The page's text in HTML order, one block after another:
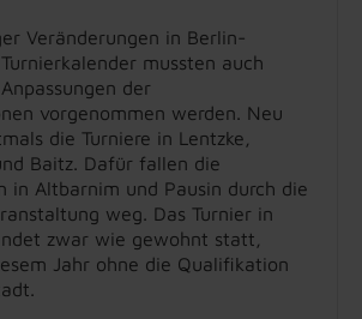
Veränderungen in Berlin-
mussten auch
der
vorgenommen werden. Neu
die Turniere in Lentzke,
Baitz. Dafür fallen die
in Altbarnim und Pausin durch die
weg. Das Turnier in
zwar wie gewohnt statt,
Jahr ohne die Qualifikation